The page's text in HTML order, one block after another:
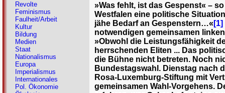
»Was fehlt, ist das Gespenst« –
Westfalen eine politische
jähe Bedarf an Gespenstern…« [1]
notwendigen gemeinsamen
»Obwohl die Leistungsfähigkeit
herrschenden Eliten ... Das
die Bühne nicht betreten. Noch
Bundestagswahl. Dienstag nach
Rosa-Luxemburg-Stiftung mit
gemeinsamen Wahl-Vorgehens.
Revolte
Feminismus
Faulheit/Arbeit
Kultur
Bildung
Medien
Staat
Nationalismus
Europa
Imperialismus
Internationales
Pol. Ökonomie